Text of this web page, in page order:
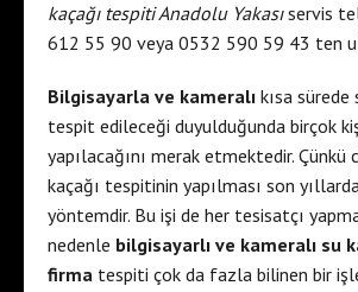
kaçağı tespiti Anadolu Yakasıservis
612 55 90 veya 0532 590 59 43 ten
Bilgisayarla ve kameralı kısa sürede
tespit edileceği duyulduğunda birçok
yapılacağını merak etmektedir. Çünkü
kaçağı tespitinin yapılması son
yöntemdir. Bu işi de her tesisatçı
nedenle bilgisayarlı ve kameralı su
firma tespiti çok da fazla bilinen bir